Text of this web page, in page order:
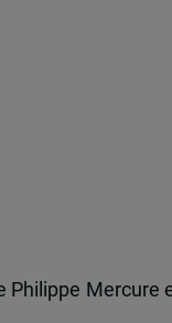
Philippe Mercure